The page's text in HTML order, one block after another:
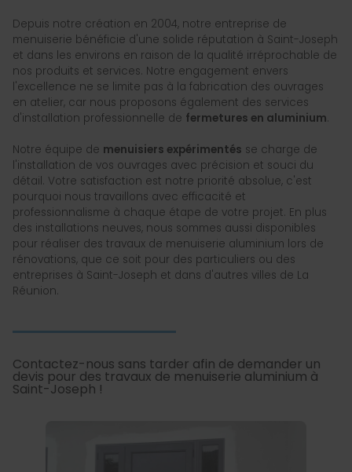
Depuis notre création en 2004, notre entreprise de
menuiserie bénéficie d'une solide réputation à Saint-Joseph
et dans les environs en raison de la qualité irréprochable de
nos produits et services. Notre engagement envers
l'excellence ne se limite pas à la fabrication des ouvrages
en atelier, car nous proposons également des services
d'installation professionnelle de fermetures en aluminium.
Notre équipe de menuisiers expérimentés se charge de
l'installation de vos ouvrages avec précision et souci du
détail. Votre satisfaction est notre priorité absolue, c'est
pourquoi nous travaillons avec efficacité et
professionnalisme à chaque étape de votre projet. En plus
des installations neuves, nous sommes aussi disponibles
pour réaliser des travaux de menuiserie aluminium lors de
rénovations, que ce soit pour des particuliers ou des
entreprises à Saint-Joseph et dans d'autres villes de La
Réunion.
Contactez-nous sans tarder afin de demander un
devis pour des travaux de menuiserie aluminium à
Saint-Joseph !